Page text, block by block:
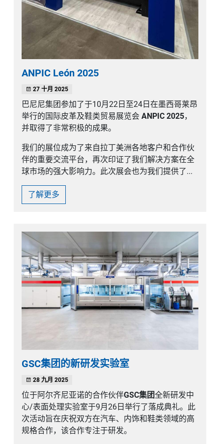
ANPIC León 2025
27 十月 2025
巴尼尼集团参加了于10月22日至24日在墨西哥莱昂
举行的国际皮革及鞋类贸易展览会 ANPIC 2025，
并取得了非常积极的成果。
我们的展位成为了来自拉丁美洲各地客户和合作伙
伴的重要交流平台，再次印证了我们解决方案在全
球市场的强大影响力。此次展会也为我们提供了...
了解更多
GSC集团的新研发实验室
28 九月 2025
位于阿尔齐尼亚诺的合作伙伴GSC集团全新研发中
心/表面处理实验室于9月26日举行了落成典礼。此
次活动旨在庆祝双方在汽车、内饰和鞋类领域的高
规格合作，该合作专注于研发。